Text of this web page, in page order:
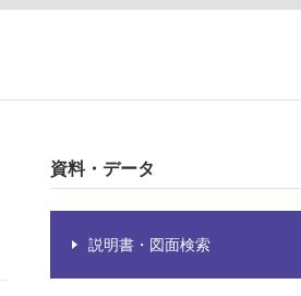
資料・データ
説明書・図面検索